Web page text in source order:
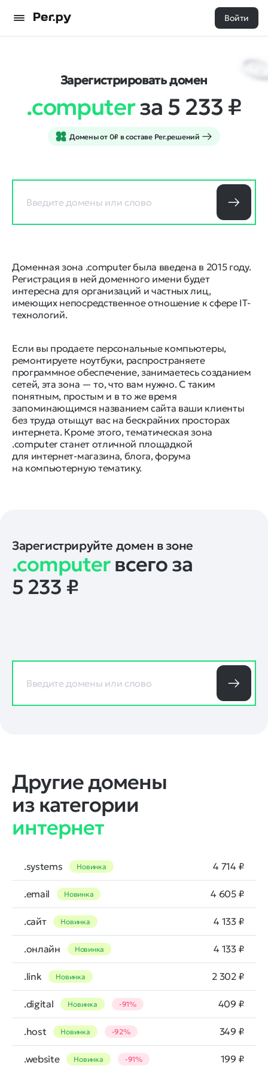
Войти
Зарегистрировать домен
.computerза 5 233 ₽
Домены от 0₽ в составе Рег.решений
Доменная зона .computer была введена в 2015 году.
Регистрация в ней доменного имени будет
интересна для организаций и частных лиц,
имеющих непосредственное отношение к сфере IT-
технологий.
Если вы продаете персональные компьютеры,
ремонтируете ноутбуки, распространяете
программное обеспечение, занимаетесь созданием
сетей, эта зона — то, что вам нужно. С таким
понятным, простым и в то же время
запоминающимся названием сайта ваши клиенты
без труда отыщут вас на бескрайних просторах
интернета. Кроме этого, тематическая зона
.computer станет отличной площадкой
для интернет-магазина, блога, форума
на компьютерную тематику.
Зарегистрируйте домен в зоне
.computerвсего за
5 233 ₽
Другие домены
из категории
интернет
.systems Новинка 4 714 ₽
.email Новинка 4 605 ₽
.сайт Новинка 4 133 ₽
.онлайн Новинка 4 133 ₽
.link Новинка 2 302 ₽
.digital Новинка -91% 409 ₽
.host Новинка -92% 349 ₽
.website Новинка -91% 199 ₽